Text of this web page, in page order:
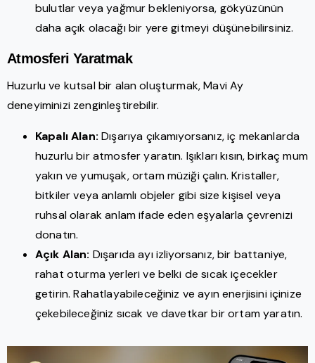
bulutlar veya yağmur bekleniyorsa, gökyüzünün
daha açık olacağı bir yere gitmeyi düşünebilirsiniz.
Atmosferi Yaratmak
Huzurlu ve kutsal bir alan oluşturmak, Mavi Ay
deneyiminizi zenginleştirebilir.
Kapalı Alan: Dışarıya çıkamıyorsanız, iç mekanlarda
huzurlu bir atmosfer yaratın. Işıkları kısın, birkaç mum
yakın ve yumuşak, ortam müziği çalın. Kristaller,
bitkiler veya anlamlı objeler gibi size kişisel veya
ruhsal olarak anlam ifade eden eşyalarla çevrenizi
donatın.
Açık Alan: Dışarıda ayı izliyorsanız, bir battaniye,
rahat oturma yerleri ve belki de sıcak içecekler
getirin. Rahatlayabileceğiniz ve ayın enerjisini içinize
çekebileceğiniz sıcak ve davetkar bir ortam yaratın.